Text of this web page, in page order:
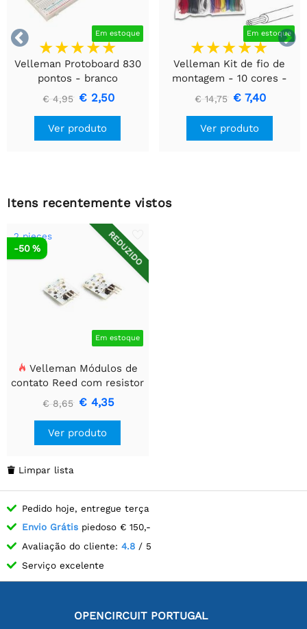

 Em estoque
Velleman Protoboard 830
pontos - branco
€ 4,95 € 2,50
Ver produto
Em estoque
Velleman Kit de fio de
montagem - 10 cores -
60m - multicore
€ 14,75 € 7,40
Ver produto
Itens recentemente vistos
REDUZIDO
2 pieces
Em estoque
-50 %
Velleman Módulos de
contato Reed com resistor
de pull-up de 10 kOhm -
conjunto de 2
€ 8,65 € 4,35
Ver produto
 Limpar lista
Pedido hoje, entregue terça
Envio Grátis piedoso € 150,-
Avaliação do cliente: 4.8 / 5
Serviço excelente
OPENCIRCUIT PORTUGAL